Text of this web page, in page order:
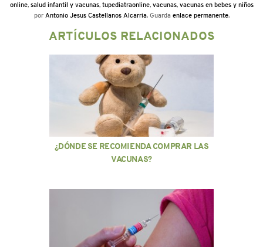
online, salud infantil y vacunas, tupediatraonline, vacunas, vacunas en bebes y niños
por Antonio Jesus Castellanos Alcarria. Guarda enlace permanente.
ARTÍCULOS RELACIONADOS
¿DÓNDE SE RECOMIENDA COMPRAR LAS
VACUNAS?